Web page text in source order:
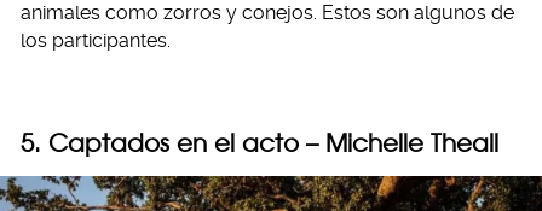
animales como zorros y conejos. Estos son algunos de
los participantes.
5. Captados en el acto – Michelle Theall